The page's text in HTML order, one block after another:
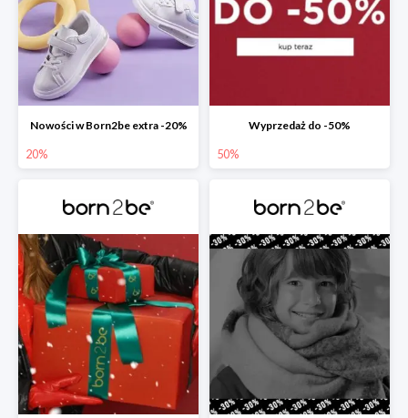
Nowości w Born2be extra -20%
20%
Wyprzedaż do -50%
50%